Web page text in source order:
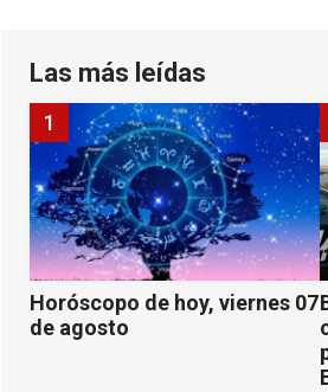
Las más leídas
Horóscopo de hoy, viernes 07
de agosto
1